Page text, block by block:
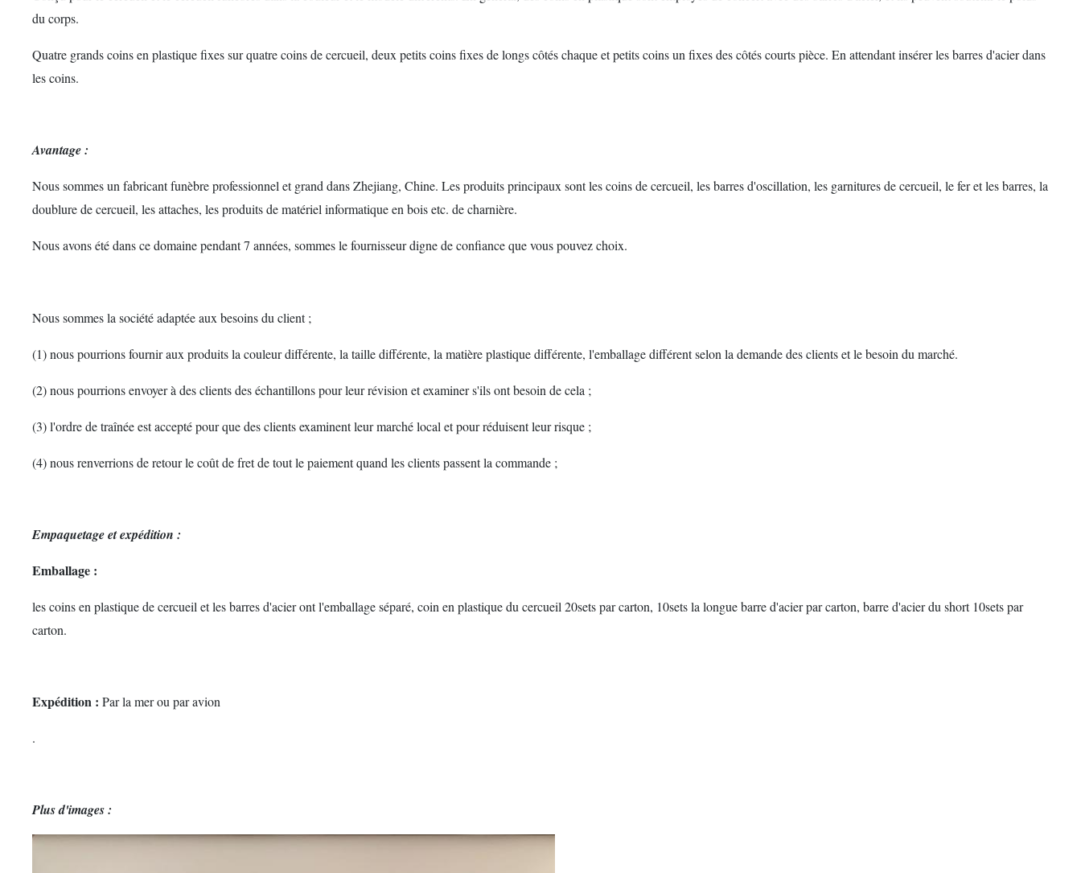
du corps.
Quatre grands coins en plastique fixes sur quatre coins de cercueil, deux petits coins fixes de longs côtés chaque et petits coins un fixes des côtés courts pièce. En attendant insérer les barres d'acier dans
les coins.
Avantage :
Nous sommes un fabricant funèbre professionnel et grand dans Zhejiang, Chine. Les produits principaux sont les coins de cercueil, les barres d'oscillation, les garnitures de cercueil, le fer et les barres, la
doublure de cercueil, les attaches, les produits de matériel informatique en bois etc. de charnière.
Nous avons été dans ce domaine pendant 7 années, sommes le fournisseur digne de confiance que vous pouvez choix.
Nous sommes la société adaptée aux besoins du client ;
(1) nous pourrions fournir aux produits la couleur différente, la taille différente, la matière plastique différente, l'emballage différent selon la demande des clients et le besoin du marché.
(2) nous pourrions envoyer à des clients des échantillons pour leur révision et examiner s'ils ont besoin de cela ;
(3) l'ordre de traînée est accepté pour que des clients examinent leur marché local et pour réduisent leur risque ;
(4) nous renverrions de retour le coût de fret de tout le paiement quand les clients passent la commande ;
Empaquetage et expédition :
Emballage :
les coins en plastique de cercueil et les barres d'acier ont l'emballage séparé, coin en plastique du cercueil 20sets par carton, 10sets la longue barre d'acier par carton, barre d'acier du short 10sets par
carton.
Expédition : Par la mer ou par avion
.
Plus d'images :